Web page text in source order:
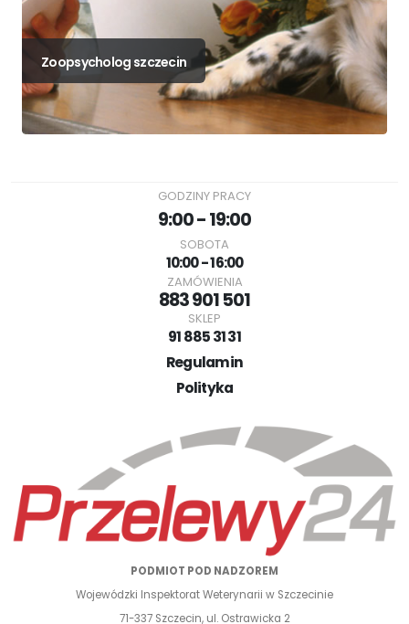
Zoopsycholog szczecin
GODZINY PRACY
9:00 - 19:00
SOBOTA
10:00 - 16:00
ZAMÓWIENIA
883 901 501
SKLEP
91 885 31 31
Regulamin
Polityka
PODMIOT POD NADZOREM
Wojewódzki Inspektorat Weterynarii w Szczecinie
71-337 Szczecin, ul. Ostrawicka 2